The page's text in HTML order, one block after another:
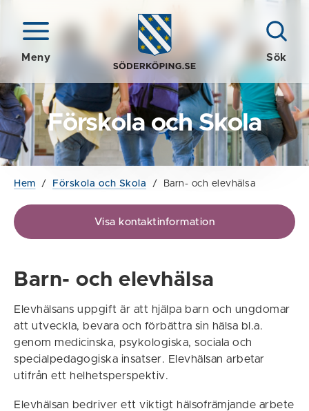
Meny Sök
Förskola och Skola
Hem / Förskola och Skola / Barn- och elevhälsa
Visa kontaktinformation
Barn- och elevhälsa
Elevhälsans uppgift är att hjälpa barn och ungdomar
att utveckla, bevara och förbättra sin hälsa bl.a.
genom medicinska, psykologiska, sociala och
specialpedagogiska insatser. Elevhälsan arbetar
utifrån ett helhetsperspektiv.
Elevhälsan bedriver ett viktigt hälsofrämjande arbete